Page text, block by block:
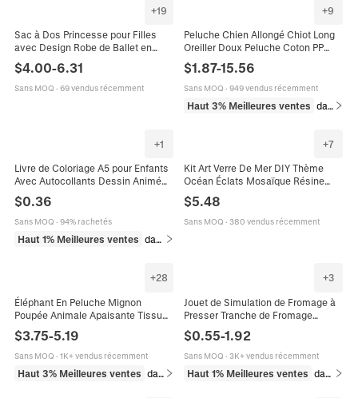
+19
Sac à Dos Princesse pour Filles
avec Design Robe de Ballet en
Dentelle et Nœud Sac d'École de
Maternelle pour Enfants Cadeau
d'Anniversaire
$4.00-6.31
Sans MOQ · 69 vendus récemment
+9
Peluche Chien Allongé Chiot Long
Oreiller Doux Peluche Coton PP
Compagnon De Sommeil Mignonne
Poupée Animale Décoration
Maison Cadeau
$1.87-15.56
Sans MOQ · 949 vendus récemment
Haut 3% Meilleures ventes dans Jouets et jeux
+1
Livre de Coloriage A5 pour Enfants
Avec Autocollants Dessin Animé
Licorne Dinosaure Espace Océan
Animal Thèmes DIY Peinture
$0.36
Sans MOQ · 94% rachetés
Haut 1% Meilleures ventes dans Fournitures d'art
+7
Kit Art Verre De Mer DIY Thème
Océan Éclats Mosaïque Résine
Avec Cadre Photo Cadeau Artisanal
Éducatif
$5.48
Sans MOQ · 380 vendus récemment
+28
Éléphant En Peluche Mignon
Poupée Animale Apaisante Tissu
PP Décoration Chambre Bébé
Cadeau
$3.75-5.19
Sans MOQ · 1K+ vendus récemment
Haut 3% Meilleures ventes
+3
Jouet de Simulation de Fromage à
Presser Tranche de Fromage
Remontée Lente Jouet Fidget
Cadeau
$0.55-1.92
Sans MOQ · 3K+ vendus récemment
Haut 1% Meilleures ventes